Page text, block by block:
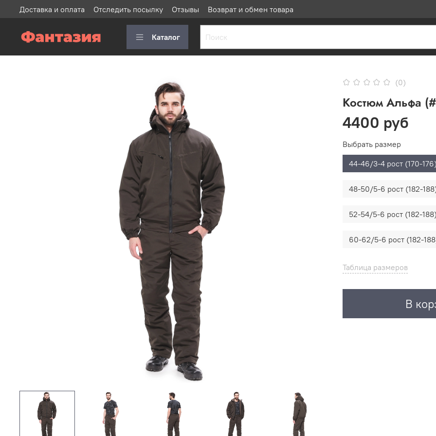
Доставка и оплата Отследить посылку Отзывы Возврат и обмен товара
Каталог
(0)
Костюм Альфа
4400 руб
Таблица размеров
В
Выбрать размер
44-46/3-4 рост (170-176)
48-50/5-6 рост (182-
52-54/5-6 рост (182-188)
60-62/5-6 рост (182-